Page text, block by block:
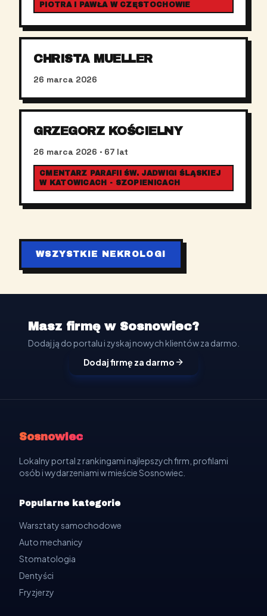
PIOTRA I PAWŁA W CZĘSTOCHOWIE
CHRISTA MUELLER
26 marca 2026
GRZEGORZ KOŚCIELNY
26 marca 2026 · 67 lat
CMENTARZ PARAFII ŚW. JADWIGI ŚLĄSKIEJ
W KATOWICACH - SZOPIENICACH
WSZYSTKIE NEKROLOGI
Masz firmę w Sosnowiec?
Dodaj ją do portalu i zyskaj nowych klientów za darmo.
Dodaj firmę za darmo
Sosnowiec
Lokalny portal z rankingami najlepszych firm, profilami
osób i wydarzeniami w mieście Sosnowiec.
Popularne kategorie
Warsztaty samochodowe
Auto mechanicy
Stomatologia
Dentyści
Fryzjerzy